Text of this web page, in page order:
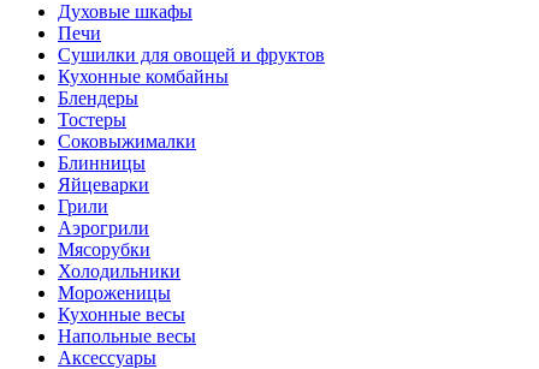
Духовые шкафы
Печи
Сушилки для овощей и фруктов
Кухонные комбайны
Блендеры
Тостеры
Соковыжималки
Блинницы
Яйцеварки
Грили
Аэрогрили
Мясорубки
Холодильники
Мороженицы
Кухонные весы
Напольные весы
Аксессуары